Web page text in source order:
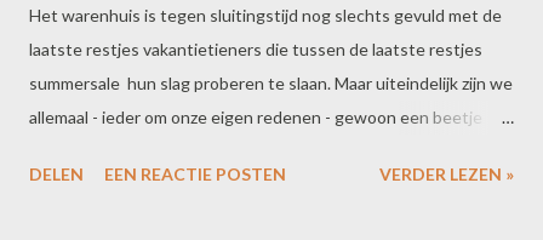
Het warenhuis is tegen sluitingstijd nog slechts gevuld met de
laatste restjes vakantietieners die tussen de laatste restjes
summersale hun slag proberen te slaan. Maar uiteindelijk zijn we
allemaal - ieder om onze eigen redenen - gewoon een beetje
winkelende wereld aanschouwend. De jonge dame verschijnt uit
DELEN EEN REACTIE POSTEN VERDER LEZEN »